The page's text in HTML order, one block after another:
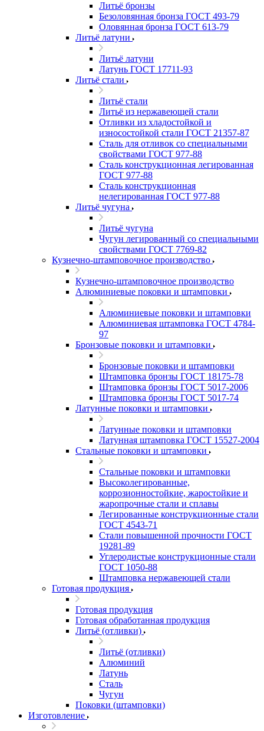
Литьё бронзы
Безоловянная бронза ГОСТ 493-79
Оловянная бронза ГОСТ 613-79
Литьё латуни
Литьё латуни
Латунь ГОСТ 17711-93
Литьё стали
Литьё стали
Литьё из нержавеющей стали
Отливки из хладостойкой и
износостойкой стали ГОСТ 21357-87
Сталь для отливок со специальными
свойствами ГОСТ 977-88
Сталь конструкционная легированная
ГОСТ 977-88
Сталь конструкционная
нелегированная ГОСТ 977-88
Литьё чугуна
Литьё чугуна
Чугун легированный со специальными
свойствами ГОСТ 7769-82
Кузнечно-штамповочное производство
Кузнечно-штамповочное производство
Алюминиевые поковки и штамповки
Алюминиевые поковки и штамповки
Алюминиевая штамповка ГОСТ 4784-
97
Бронзовые поковки и штамповки
Бронзовые поковки и штамповки
Штамповка бронзы ГОСТ 18175-78
Штамповка бронзы ГОСТ 5017-2006
Штамповка бронзы ГОСТ 5017-74
Латунные поковки и штамповки
Латунные поковки и штамповки
Латунная штамповка ГОСТ 15527-2004
Стальные поковки и штамповки
Стальные поковки и штамповки
Высоколегированные,
коррозионностойкие, жаростойкие и
жаропрочные стали и сплавы
Легированные конструкционные стали
ГОСТ 4543-71
Стали повышенной прочности ГОСТ
19281-89
Углеродистые конструкционные стали
ГОСТ 1050-88
Штамповка нержавеющей стали
Готовая продукция
Готовая продукция
Готовая обработанная продукция
Литьё (отливки)
Литьё (отливки)
Алюминий
Латунь
Сталь
Чугун
Поковки (штамповки)
Изготовление